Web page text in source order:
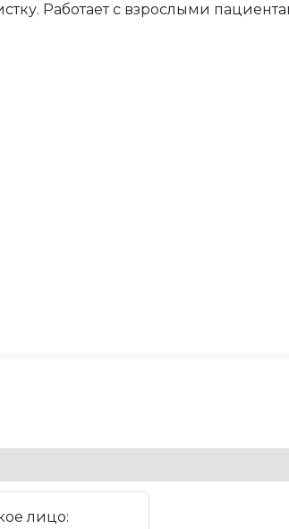
Работает с взрослыми
лицо: